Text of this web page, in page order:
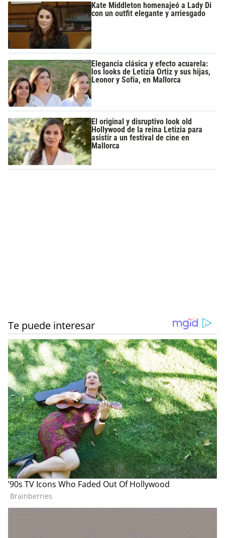
Kate Middleton homenajeó a Lady Di
con un outfit elegante y arriesgado
Elegancia clásica y efecto acuarela:
los looks de Letizia Ortiz y sus hijas,
Leonor y Sofía, en Mallorca
El original y disruptivo look old
Hollywood de la reina Letizia para
asistir a un festival de cine en
Mallorca